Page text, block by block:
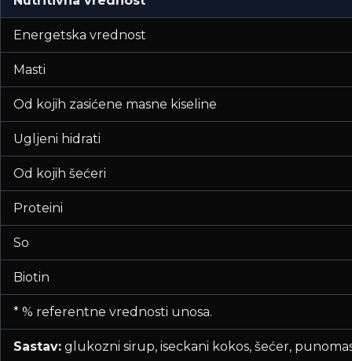
Energetska vrednost
Masti
Od kojih zasićene masne kiseline
Ugljeni hidrati
Od kojih šećeri
Proteini
So
Biotin
* % referentne vrednosti unosa.
Sastav: glukozni sirup, iseckani kokos, šećer,